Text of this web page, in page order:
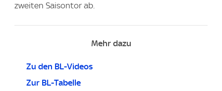
zweiten Saisontor ab.
Mehr dazu
Zu den BL-Videos
Zur BL-Tabelle